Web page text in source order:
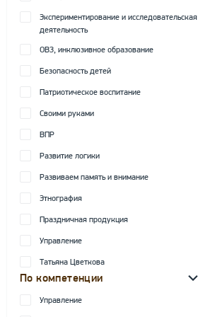
Экспериментирование и исследовательская
деятельность
ОВЗ, инклюзивное образование
Безопасность детей
Патриотическое воспитание
Своими руками
ВПР
Развитие логики
Развиваем память и внимание
Этнография
Праздничная продукция
Управление
Татьяна Цветкова
По компетенции
Управление